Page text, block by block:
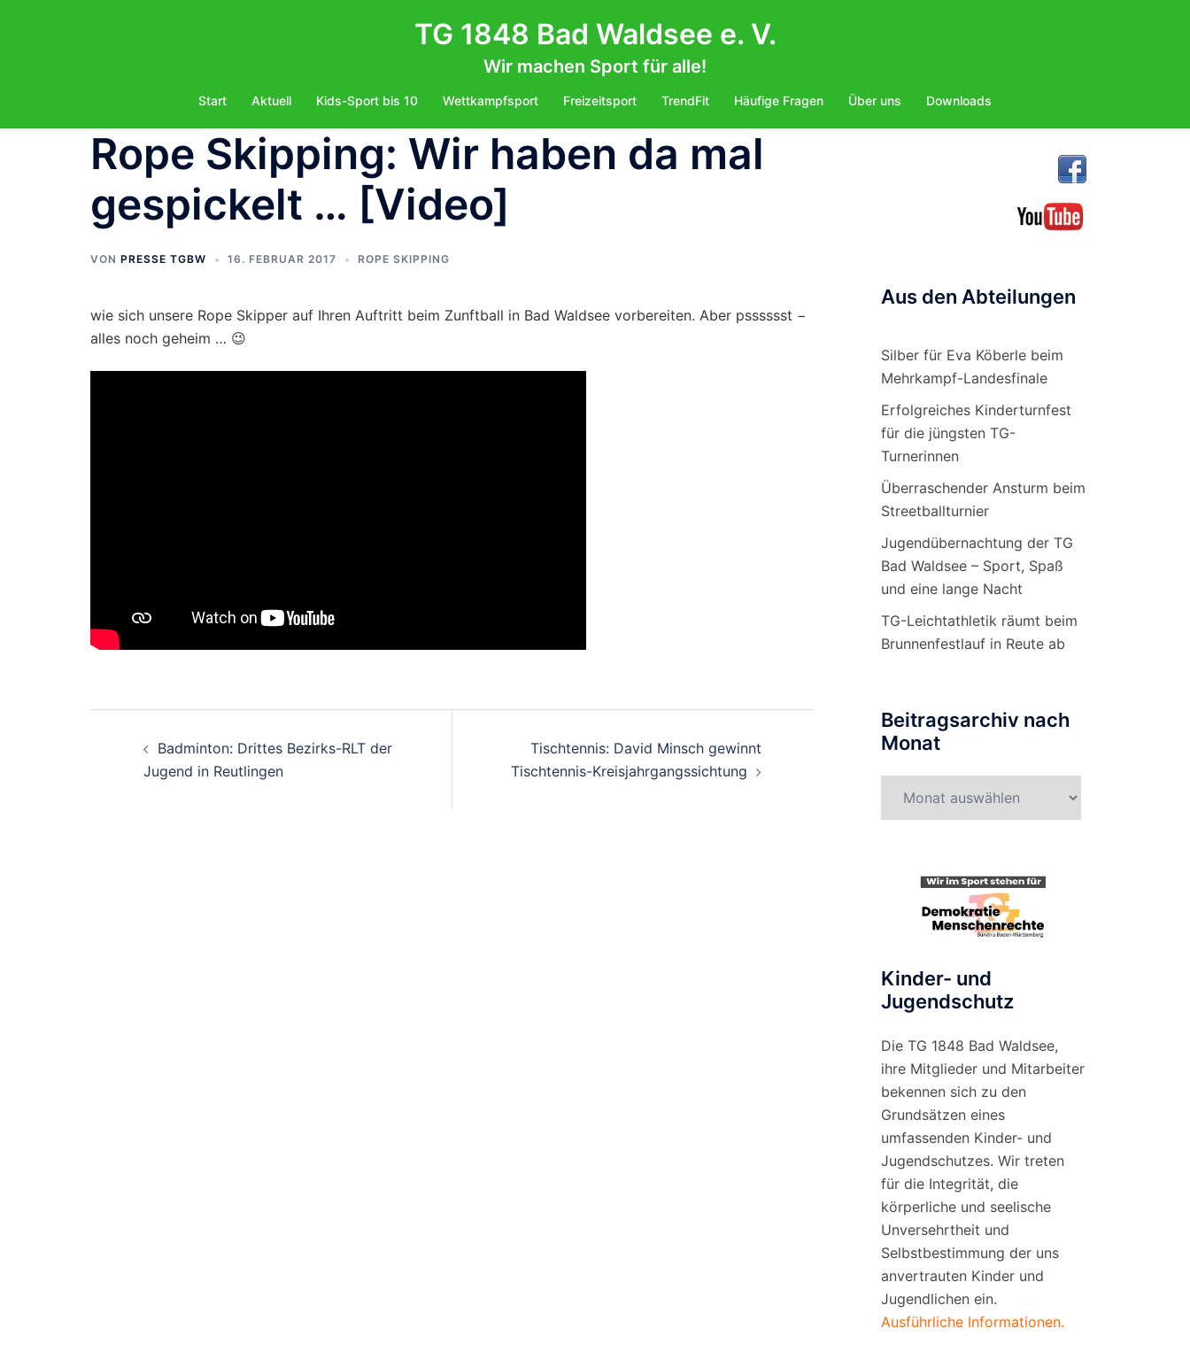
TG 1848 Bad Waldsee e. V.
Wir machen Sport für alle!
Start Aktuell Kids-Sport bis 10 Wettkampfsport Freizeitsport TrendFit Häufige Fragen Über uns Downloads
Rope Skipping: Wir haben da mal
gespickelt … [Video]
VON PRESSE TGBW 16. FEBRUAR 2017 ROPE SKIPPING
wie sich unsere Rope Skipper auf Ihren Auftritt beim Zunftball in Bad Waldsee vorbereiten. Aber psssssst −
alles noch geheim … 😉
Badminton: Drittes Bezirks-RLT der
Jugend in Reutlingen
Tischtennis: David Minsch gewinnt
Tischtennis-Kreisjahrgangssichtung
Aus den Abteilungen
Silber für Eva Köberle beim
Mehrkampf-Landesfinale
Erfolgreiches Kinderturnfest
für die jüngsten TG-
Turnerinnen
Überraschender Ansturm beim
Streetballturnier
Jugendübernachtung der TG
Bad Waldsee – Sport, Spaß
und eine lange Nacht
TG-Leichtathletik räumt beim
Brunnenfestlauf in Reute ab
Beitragsarchiv nach
Monat
nach
Kinder- und
Jugendschutz
Die TG 1848 Bad Waldsee,
ihre Mitglieder und Mitarbeiter
bekennen sich zu den
Grundsätzen eines
umfassenden Kinder- und
Jugendschutzes. Wir treten
für die Integrität, die
körperliche und seelische
Unversehrtheit und
Selbstbestimmung der uns
anvertrauten Kinder und
Jugendlichen ein.
Ausführliche Informationen.